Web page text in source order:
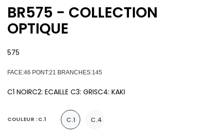
BR575 - COLLECTION
OPTIQUE
575
FACE:46 PONT:21 BRANCHES:145
C1 NOIRC2: ECAILLE C3: GRISC4: KAKI
COULEUR : C.1 C.1 C.4